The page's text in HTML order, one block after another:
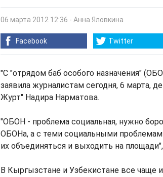
06 марта 2012 12:36 - Анна Яловкина
Facebook Twitter
"С "отрядом баб особого назначения"
заявила журналистам сегодня, 6 марта,
Журт" Надира Нарматова.
"ОБОН - проблема социальная, нужно
ОБОНа, а с теми социальными
их объединяться и выходить на
В Кыргызстане и Узбекистане все чаще